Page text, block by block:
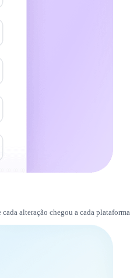
alteração chegou a cada plataforma.